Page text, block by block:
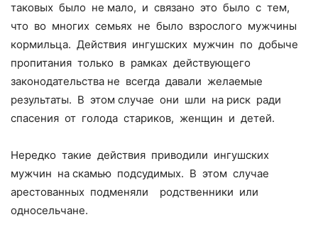
таковых было не мало, и связано это было с тем,
что во многих семьях не было взрослого мужчины
кормильца. Действия ингушских мужчин по добыче
пропитания только в рамках действующего
законодательства не всегда давали желаемые
результаты. В этом случае они шли на риск ради
спасения от голода стариков, женщин и детей.
Нередко такие действия приводили ингушских
мужчин на скамью подсудимых. В этом случае
арестованных подменяли родственники или
односельчане.